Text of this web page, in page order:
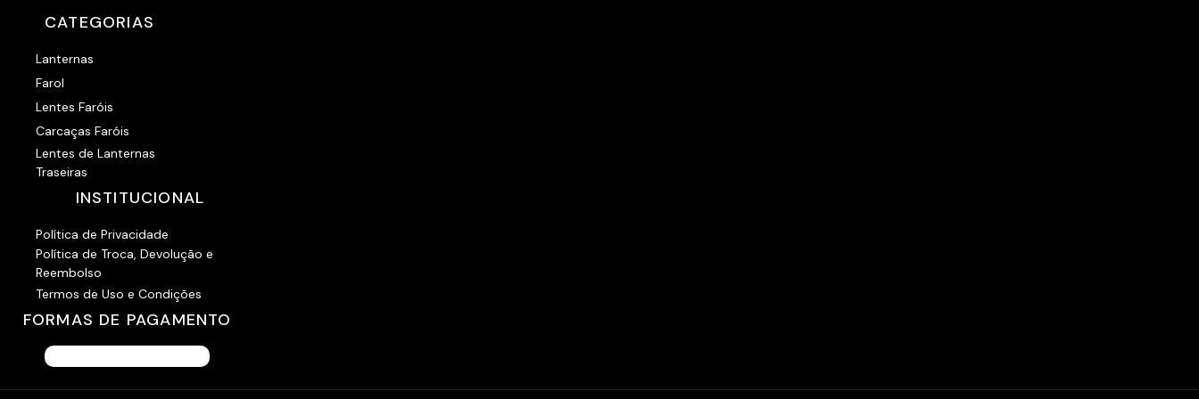
CATEGORIAS
Lanternas
Farol
Lentes Faróis
Carcaças Faróis
Lentes de Lanternas
Traseiras
INSTITUCIONAL
Política de Privacidade
Política de Troca, Devolução e
Reembolso
Termos de Uso e Condições
FORMAS DE PAGAMENTO